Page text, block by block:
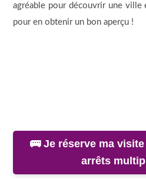
agréable pour découvrir une
pour en obtenir un bon aperçu !
🚌 Je réserve ma
arrêts